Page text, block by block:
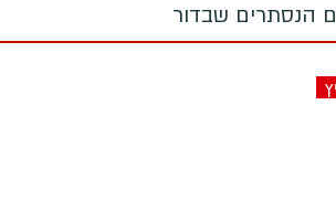
הנסתרים שבדור